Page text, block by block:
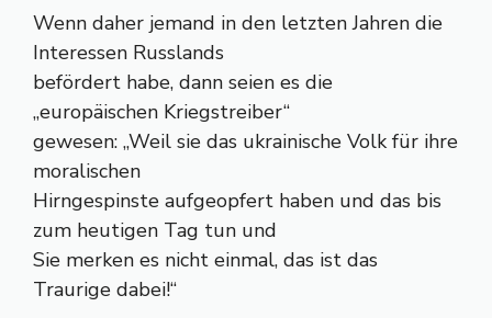
Wenn daher jemand in den letzten Jahren die
Interessen Russlands
befördert habe, dann seien es die
„europäischen Kriegstreiber“
gewesen: „Weil sie das ukrainische Volk für ihre
moralischen
Hirngespinste aufgeopfert haben und das bis
zum heutigen Tag tun und
Sie merken es nicht einmal, das ist das
Traurige dabei!“